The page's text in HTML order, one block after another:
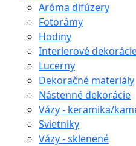
Aróma difúzery
Fotorámy
Hodiny
Interierové
Lucerny
Dekoračné materiály
Nástenné dekorácie
Vázy - keramika/
Svietniky
Vázy - sklenené